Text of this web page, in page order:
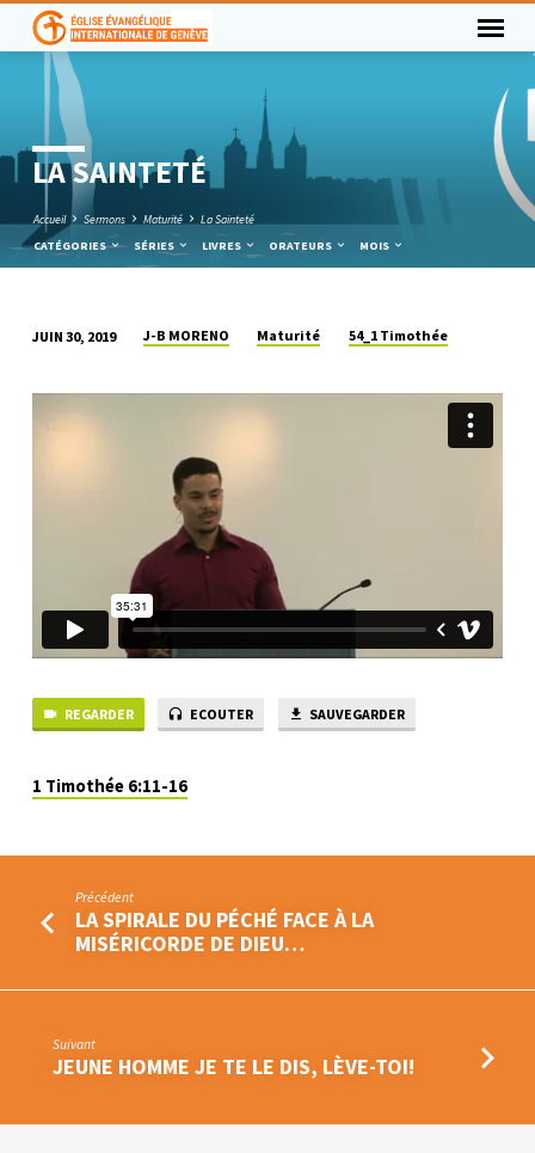
LA SAINTETÉ
Accueil Sermons Maturité
La Sainteté
CATÉGORIES
SÉRIES LIVRES ORATEURS MOIS
SAINTETÉ
JUIN 30, 2019 J-B MORENO Maturité 54_1 Timothée
REGARDER ECOUTER SAUVEGARDER
1 Timothée 6:11-16
Précédent
LA SPIRALE DU PÉCHÉ FACE À LA
MISÉRICORDE DE DIEU…
Suivant
JEUNE HOMME JE TE LE DIS, LÈVE-TOI!